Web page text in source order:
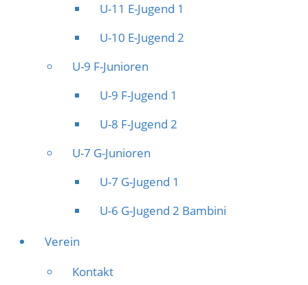
U-11 E-Jugend 1
U-10 E-Jugend 2
U-9 F-Junioren
U-9 F-Jugend 1
U-8 F-Jugend 2
U-7 G-Junioren
U-7 G-Jugend 1
U-6 G-Jugend 2 Bambini
Verein
Kontakt